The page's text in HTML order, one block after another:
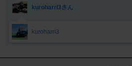
kuroharri3さん
kuroharri3